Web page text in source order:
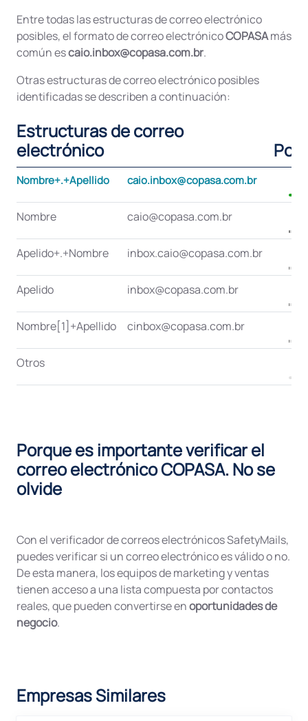
Entre todas las estructuras de correo electrónico
posibles, el formato de correo electrónicoCOPASAmás
común escaio.inbox@copasa.com.br.
Otras estructuras de correo electrónico posibles
identificadas se describen a continuación:
Estructuras de correo
electrónico
Nombre+.+Apellido caio.inbox@copasa.com.br
Nombre caio@copasa.com.br
Apelido+.+Nombre inbox.caio@copasa.com.br
Apelido inbox@copasa.com.br
Nombre[1]+Apellido cinbox@copasa.com.br
Otros
Porque es importante verificar el
correo electrónico COPASA. No se
olvide
Con el verificador de correos electrónicos SafetyMails,
puedes verificar si un correo electrónico es válido o no.
De esta manera, los equipos de marketing y ventas
tienen acceso a una lista compuesta por contactos
reales, que pueden convertirse enoportunidades de
negocio.
Empresas Similares